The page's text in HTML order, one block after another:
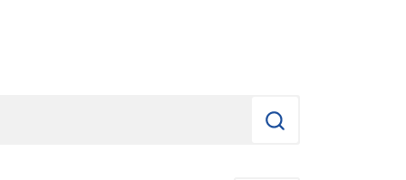
Найти